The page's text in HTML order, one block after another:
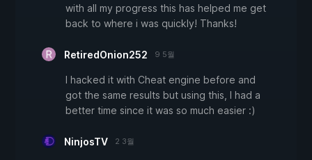
with all my progress this has helped me get
back to where i was quickly! Thanks!
RetiredOnion252 9 5월
I hacked it with Cheat engine before and
got the same results but using this, I had a
better time since it was so much easier :)
NinjosTV 2 3월